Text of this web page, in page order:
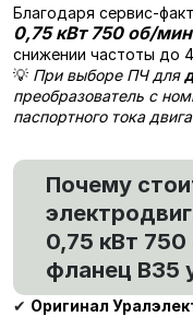
Благодаря сервис-
0,75 кВт 750 об/мин
снижении частоты до
💡 При выборе ПЧ для
преобразователь с
паспортного тока
Почему
0,75 кВт
фланец В35
✔ Оригинал